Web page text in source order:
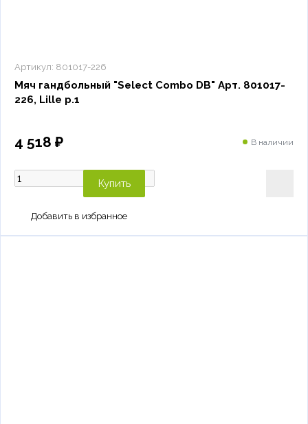
Артикул: 801017-226
Мяч гандбольный "Select Combo DB" Арт. 801017-
226, Lille р.1
4 518 ₽ В наличии
Купить